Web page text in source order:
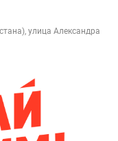
улица Александра